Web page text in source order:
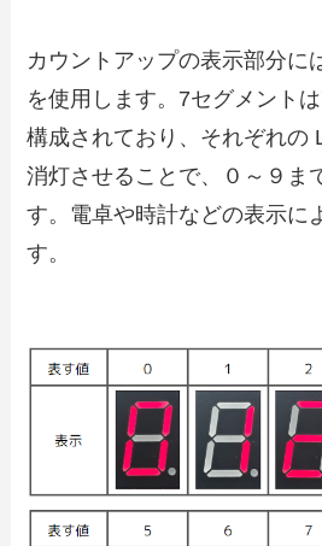
カウントアップの表示部分に
を使用します。7セグメント
構成されており、それぞれの
消灯させることで、０～９ま
す。電卓や時計などの表示に
す。